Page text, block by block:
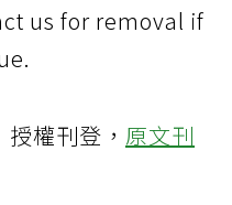
us for removal if
權刊登， 原文刊